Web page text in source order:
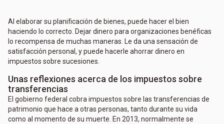
Al elaborar su planificación de bienes, puede hacer el bien
haciendo lo correcto. Dejar dinero para organizaciones benéficas
lo recompensa de muchas maneras. Le da una sensación de
satisfacción personal, y puede hacerle ahorrar dinero en
impuestos sobre sucesiones.
Unas reflexiones acerca de los impuestos sobre
transferencias
El gobierno federal cobra impuestos sobre las transferencias de
patrimonio que hace a otras personas, tanto durante su vida
como al momento de su muerte. En 2013, normalmente se